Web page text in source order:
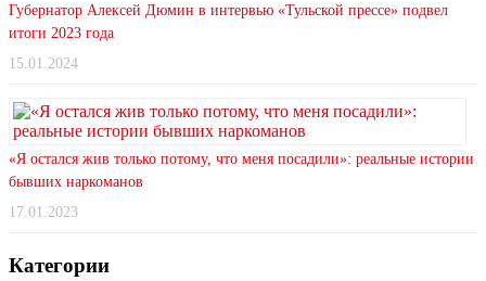
Губернатор Алексей Дюмин в интервью «Тульской прессе» подвел
итоги 2023 года
15.01.2024
«Я остался жив только потому, что меня посадили»: реальные истории
бывших наркоманов
17.01.2023
Категории